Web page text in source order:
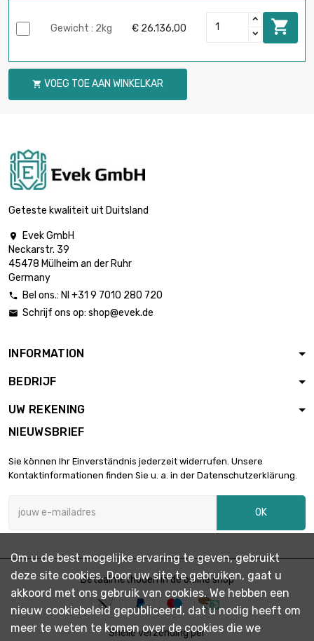
Gewicht : 2kg € 26.136,00 
 VOEG TOE AAN WINKELKAR
Geteste kwaliteit uit Duitsland

Evek GmbH
Neckarstr. 39
45478 Mülheim an der Ruhr
Germany
 Bel ons.: Nl +31 9 7010 280 720
 Schrijf ons op: shop@evek.de
INFORMATION
BEDRIJF
UW REKENING
NIEUWSBRIEF
Sie können Ihr Einverständnis jederzeit widerrufen. Unsere
Kontaktinformationen finden Sie u. a. in der Datenschutzerklärung.
OK
Betaalmethoden in de online shop
Snelle verzending per
Om u de best mogelijke ervaring te geven, gebruikt
deze site cookies. Door uw site te gebruiken, gaat u
akkoord met ons gebruik van cookies. We hebben een
nieuw cookiebeleid gepubliceerd, dat u nodig heeft om
meer te weten te komen over de cookies die we